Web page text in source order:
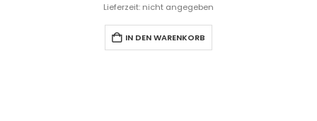
Lieferzeit: nicht angegeben
IN DEN WARENKORB